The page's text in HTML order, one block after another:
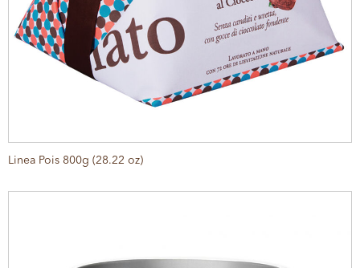
Linea Pois 800g (28.22 oz)